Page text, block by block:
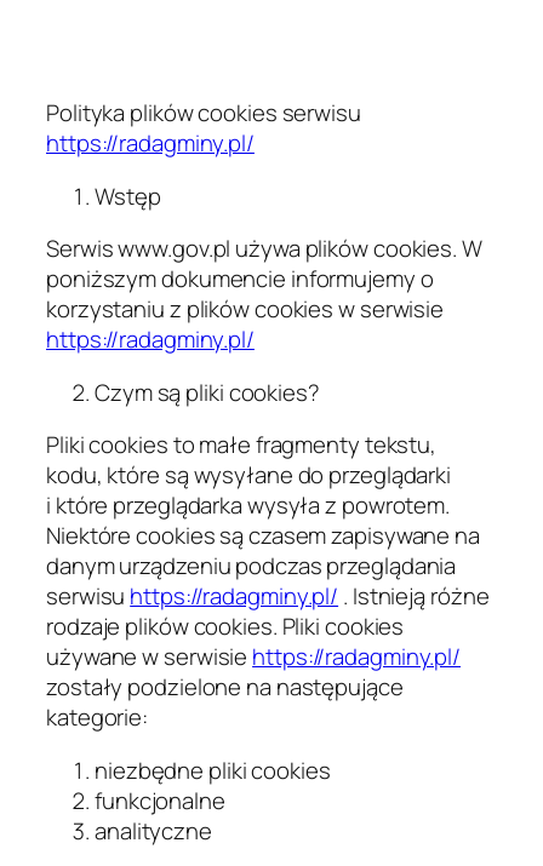
treściPolityka plików cookies serwisu
https://radagminy.pl/
Wstęp
Serwis www.gov.pl używa plików cookies. W
poniższym dokumencie informujemy o
korzystaniu z plików cookies w serwisie
https://radagminy.pl/
Czym są pliki cookies?
Pliki cookies to małe fragmenty tekstu,
kodu, które są wysyłane do przeglądarki
i które przeglądarka wysyła z powrotem.
Niektóre cookies są czasem zapisywane na
danym urządzeniu podczas przeglądania
serwisu https://radagminy.pl/ . Istnieją różne
rodzaje plików cookies. Pliki cookies
używane w serwisie https://radagminy.pl/
zostały podzielone na następujące
kategorie:
niezbędne pliki cookies
funkcjonalne
analityczne